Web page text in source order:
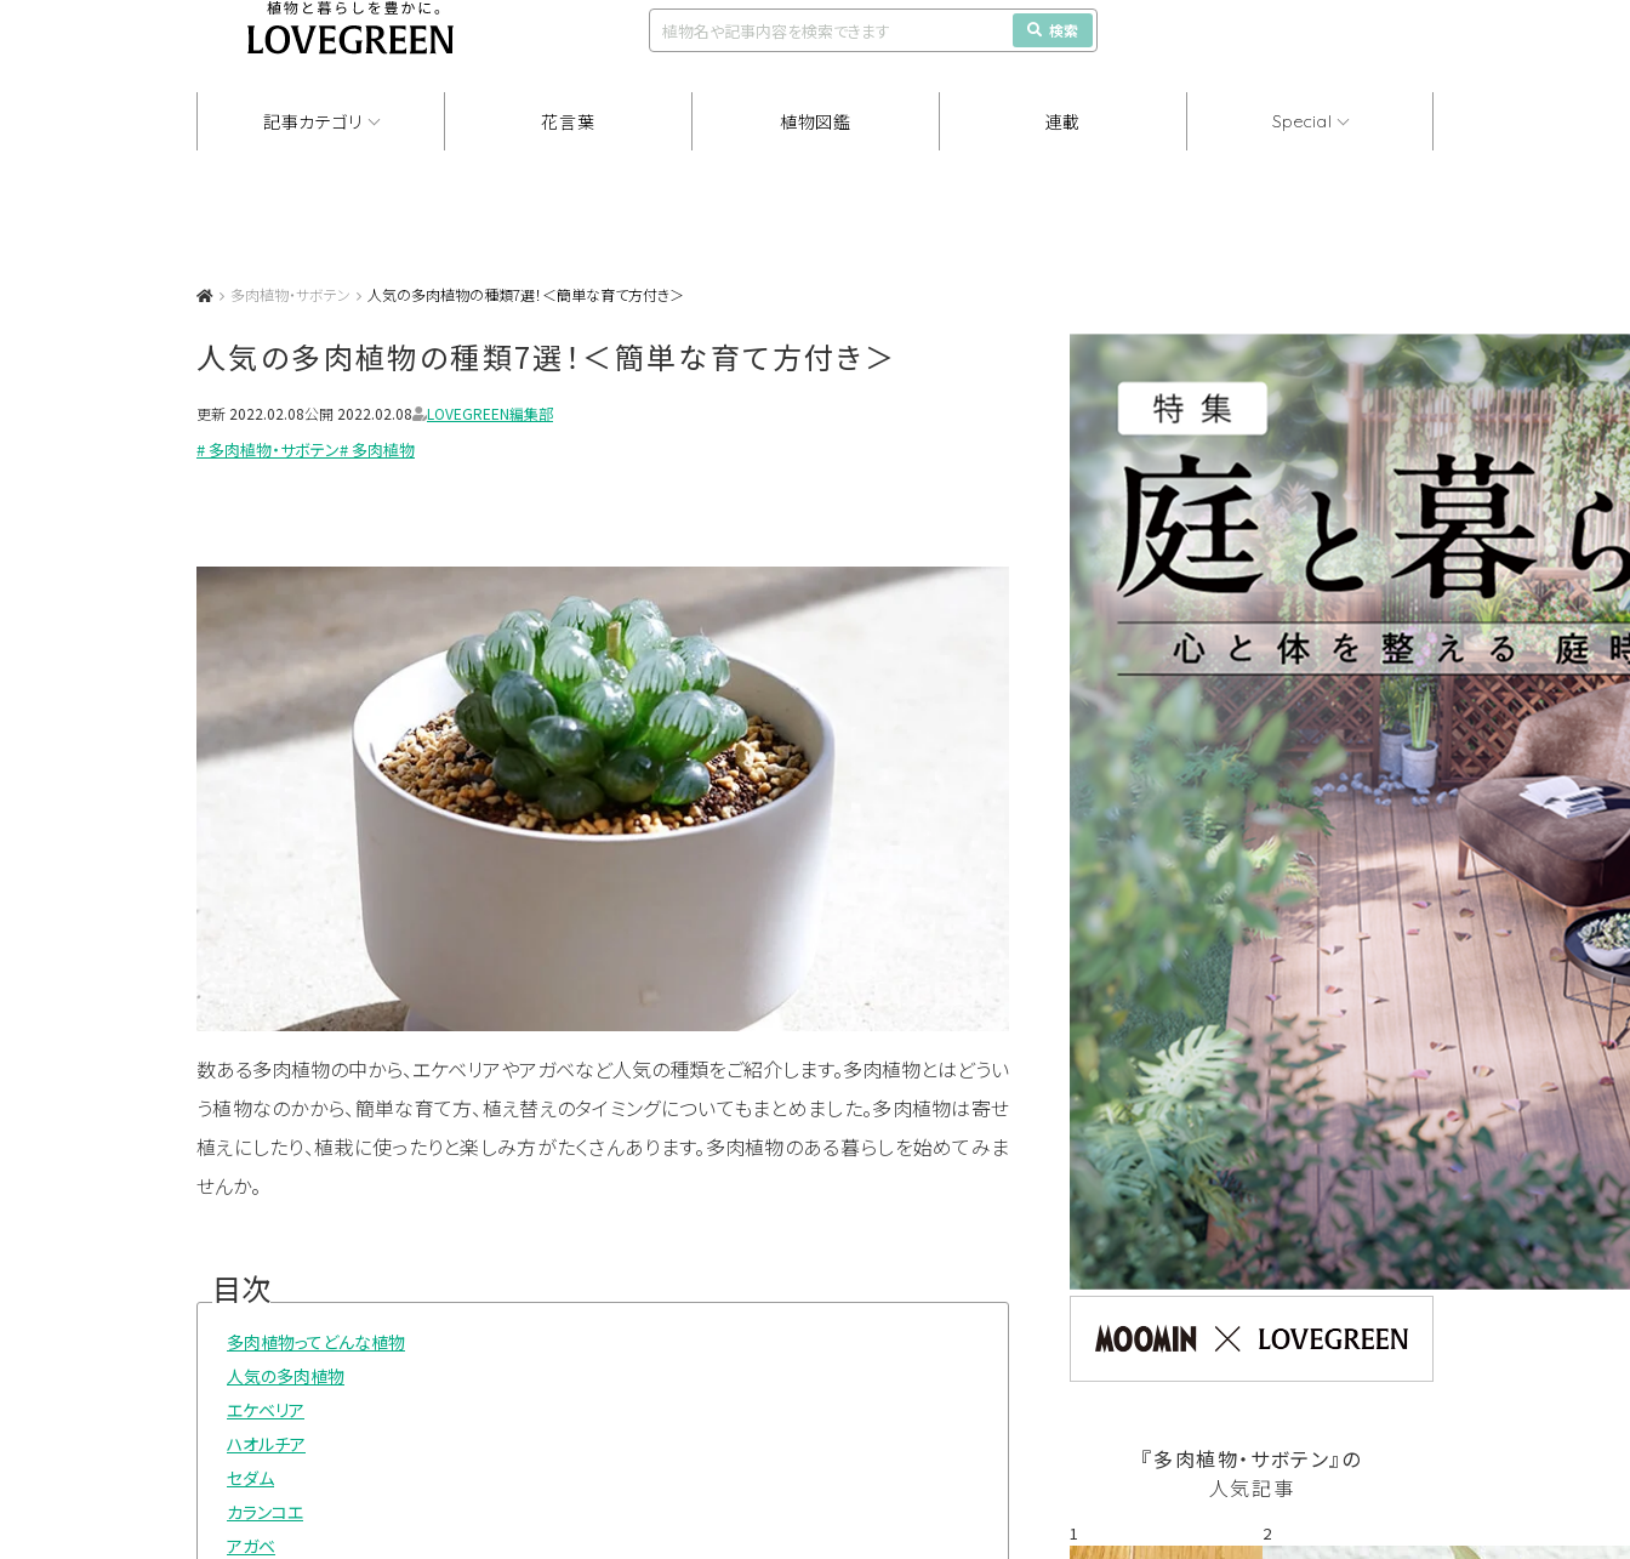
検索
記事カテゴリ 花言葉 植物図鑑 連載 Special
多肉植物・サボテン 人気の多肉植物の種類7選！＜簡単な育て方付き＞
人気の多肉植物の種類7選！＜簡単な育て方付き＞
更新 2022.02.08公開 2022.02.08 LOVEGREEN編集部
# 多肉植物・サボテン# 多肉植物
数ある多肉植物の中から、エケベリアやアガベなど人気の種類をご紹介します。多肉植物とはどうい
う植物なのかから、簡単な育て方、植え替えのタイミングについてもまとめました。多肉植物は寄せ
植えにしたり、植栽に使ったりと楽しみ方がたくさんあります。多肉植物のある暮らしを始めてみま
せんか。
目次
多肉植物ってどんな植物
人気の多肉植物
エケベリア
ハオルチア
セダム
カランコエ
アガベ
『多肉植物・サボテン』の
人気記事
1 2